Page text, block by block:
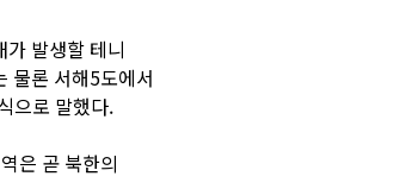
가 발생할 테니
물론 서해5도에서
으로 말했다.
은 곧 북한의